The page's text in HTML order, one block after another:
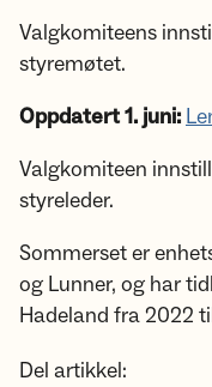
Valgkomiteens
styremøtet.
Oppdatert 1. juni:
Valgkomiteen
styreleder.
Sommerset er
og Lunner, og har
Hadeland fra 2022
Del artikkel: